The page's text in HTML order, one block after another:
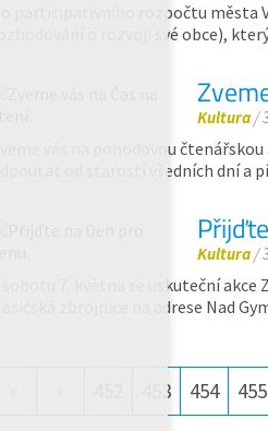
Do participativního rozpočtu města
rozhodování o rozvoji své obce),
Kultura/
Zveme vás na pohodovou
odpoutat od starostí všedních dní
Kultura/
V sobotu 7. května se uskuteční
Hasičská zbrojnice na adrese Nad
453 454 455